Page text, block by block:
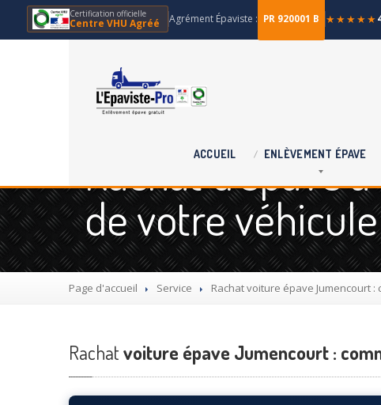
Certification officielle
Centre VHU Agréé Agrément Épaviste : PR 920001 B ★★★★★
ACCUEIL ENLÈVEMENT ÉPAVE
Rachat d'épave
de votre
Page d'accueil Service Rachatvoiture épave Jumencourt
Rachatvoiture épave Jumencourt :